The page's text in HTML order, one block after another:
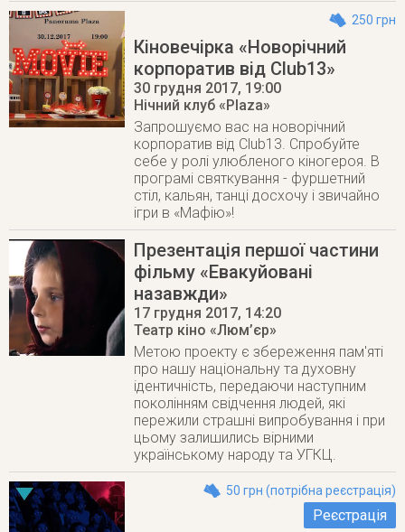
250 грн
Кіновечірка «Новорічний
корпоратив від Club13»
30 грудня 2017, 19:00
Нічний клуб «Plaza»
Запрошуємо вас на новорічний
корпоратив від Club13. Спробуйте
себе у ролі улюбленого кіногероя. В
програмі святкування - фуршетний
стіл, кальян, танці досхочу і звичайно
ігри в «Мафію»!
Презентація першої частини
фільму «Евакуйовані
назавжди»
17 грудня 2017, 14:20
Театр кіно «Люм’єр»
Метою проекту є збереження пам'яті
про нашу національну та духовну
ідентичність, передаючи наступним
поколінням свідчення людей, які
пережили страшні випробування і при
цьому залишились вірними
українському народу та УГКЦ.
50 грн (потрібна реєстрація)
Реєстрація